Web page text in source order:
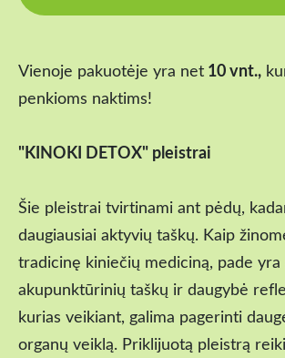
Vienoje pakuotėje yra net 10 vnt.,
penkioms naktims!
"KINOKI DETOX" pleistrai
Šie pleistrai tvirtinami ant pėdų,
daugiausiai aktyvių taškų. Kaip
tradicinę kiniečių mediciną, pade yra
akupunktūrinių taškų ir daugybė
kurias veikiant, galima pagerinti
organų veiklą. Priklijuotą pleistrą